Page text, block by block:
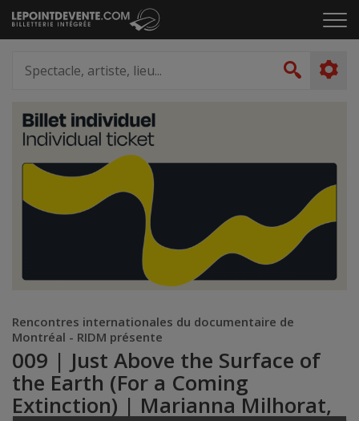
Passer
au
le
artiste,
lieu...
Rencontres internationales du documentaire de
Montréal - RIDM présente
009 | Just Above the Surface of
the Earth (For a Coming
Extinction) | Marianna Milhorat,